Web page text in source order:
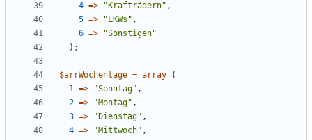
4 => " Krafträdern" ,
5 => " LKWs " ,
6 => "Sonstigen"
);
$arrWochentage = array
(
1 => "Sonntag" ,
2 => "Montag" ,
3 => " Dienstag" ,
4 => "Mittwoch" ,